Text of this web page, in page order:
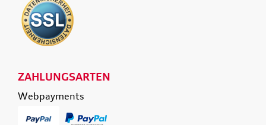
ZAHLUNGSARTEN
Webpayments